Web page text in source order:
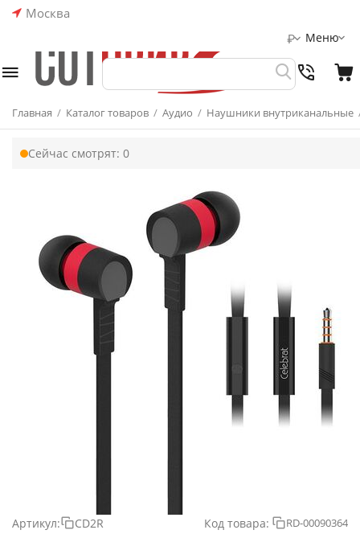
Москва
Меню
₽
Главная / Каталог товаров / Аудио / Наушники внутриканальные
Сейчас смотрят: 0
Артикул: CD2R Код товара: RD-00090364